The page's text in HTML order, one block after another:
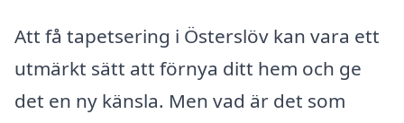
Att få tapetsering i Österslöv kan vara ett
utmärkt sätt att förnya ditt hem och ge
det en ny känsla. Men vad är det som